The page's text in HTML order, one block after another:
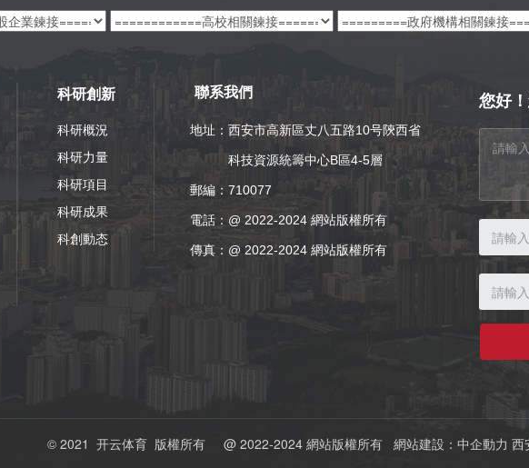
科研創新
科研概況
科研力量
科研項目
科研成果
科創動态
聯系我們
地址：西安市高新區丈八五路10号陝西省
科技資源統籌中心B區4-5層
郵編：710077
電話： @ 2022-2024 網站版權所有
傳真：@ 2022-2024 網站版權所有
您好
©️ 2021 开云体育 版權所有@ 2022-2024 網站版權所有 網站建設：中企動力 西